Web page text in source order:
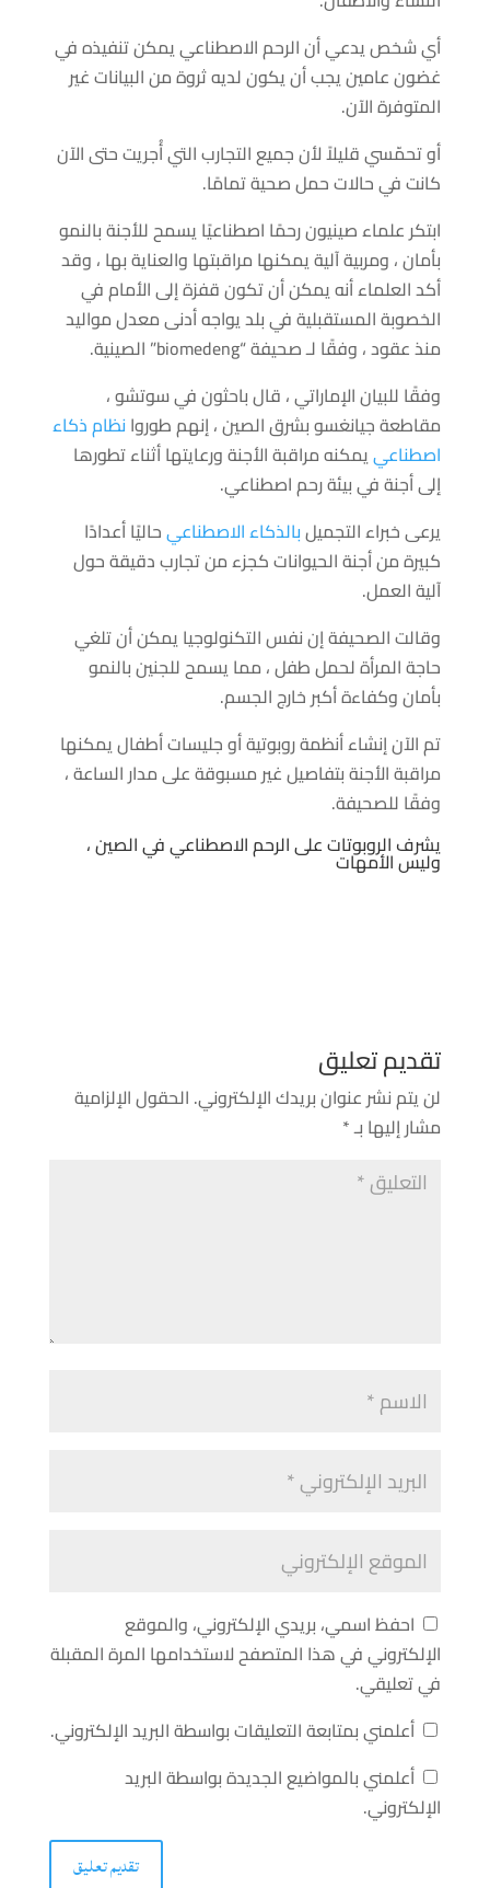
أي شخص يدعي أن الرحم الاصطناعي يمكن تنفيذه في
غضون عامين يجب أن يكون لديه ثروة من البيانات غير
المتوفرة الآن.
أو تحمّسي قليلاً لأن جميع التجارب التي أُجريت حتى الآن
كانت في حالات حمل صحية تمامًا.
ابتكر علماء صينيون رحمًا اصطناعيًا يسمح للأجنة بالنمو
بأمان ، ومربية آلية يمكنها مراقبتها والعناية بها ، وقد
أكد العلماء أنه يمكن أن تكون قفزة إلى الأمام في
الخصوبة المستقبلية في بلد يواجه أدنى معدل مواليد
منذ عقود ، وفقًا لـ صحيفة “biomedeng” الصينية.
وفقًا للبيان الإماراتي ، قال باحثون في سوتشو ،
مقاطعة جيانغسو بشرق الصين ، إنهم طوروا نظام ذكاء
اصطناعييمكنه مراقبة الأجنة ورعايتها أثناء تطورها
إلى أجنة في بيئة رحم اصطناعي.
يرعى خبراء التجميلبالذكاء الاصطناعيحاليًا أعدادًا
كبيرة من أجنة الحيوانات كجزء من تجارب دقيقة حول
آلية العمل.
وقالت الصحيفة إن نفس التكنولوجيا يمكن أن تلغي
حاجة المرأة لحمل طفل ، مما يسمح للجنين بالنمو
بأمان وكفاءة أكبر خارج الجسم.
تم الآن إنشاء أنظمة روبوتية أو جليسات أطفال يمكنها
مراقبة الأجنة بتفاصيل غير مسبوقة على مدار الساعة ،
وفقًا للصحيفة.
يشرف الروبوتات على الرحم الاصطناعي في الصين ،
وليس الأمهات
تقديم تعليق
لن يتم نشر عنوان بريدك الإلكتروني. الحقول الإلزامية
مشار إليها بـ*
احفظ اسمي، بريدي الإلكتروني، والموقع
الإلكتروني في هذا المتصفح لاستخدامها المرة المقبلة
في تعليقي.
أعلمني بمتابعة التعليقات بواسطة البريد الإلكتروني.
أعلمني بالمواضيع الجديدة بواسطة البريد
الإلكتروني.